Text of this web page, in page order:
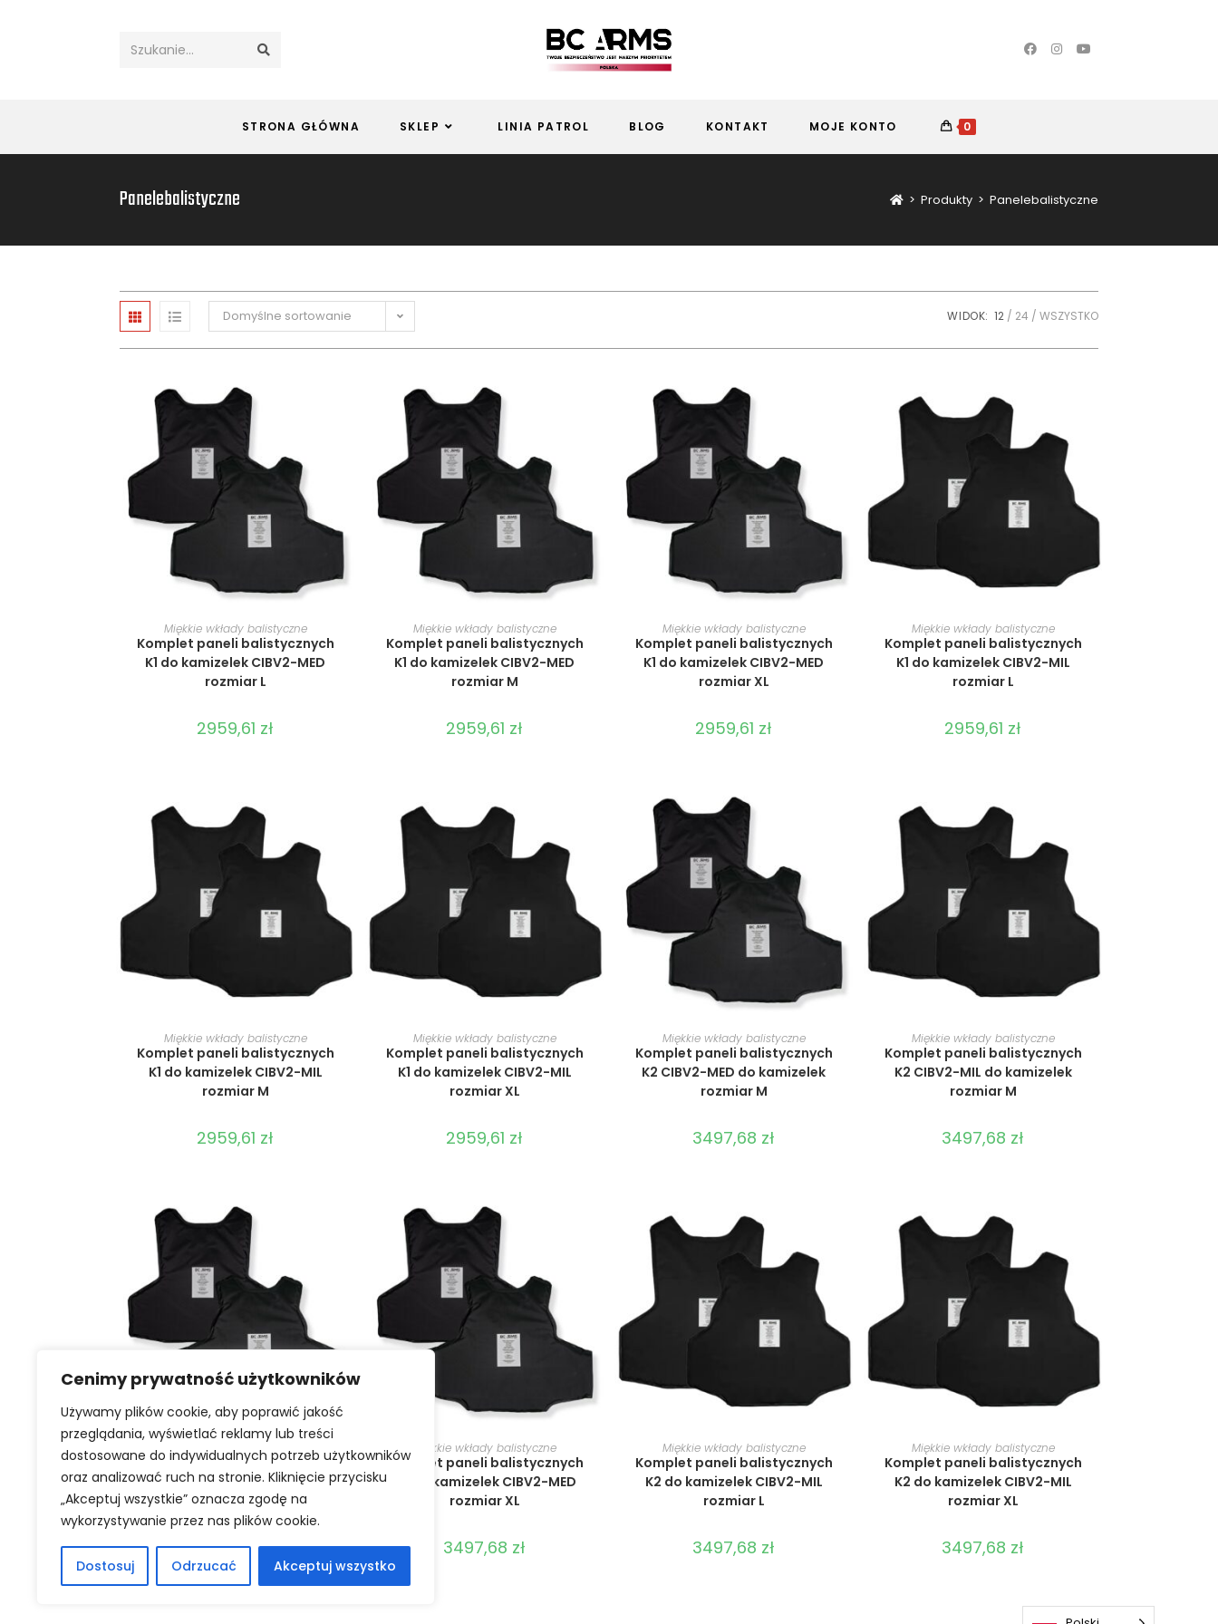
Cenimy prywatność użytkowników
Używamy plików cookie, aby poprawić jakość
przeglądania, wyświetlać reklamy lub treści
dostosowane do indywidualnych potrzeb użytkowników
oraz analizować ruch na stronie. Kliknięcie przycisku
„Akceptuj wszystkie” oznacza zgodę na
wykorzystywanie przez nas plików cookie.
Dostosuj Odrzucać Akceptuj wszystko
Szukanie...
STRONA GŁÓWNA SKLEP LINIA PATROL BLOG KONTAKT MOJE KONTO 0
Panelebalistyczne > Produkty > Panelebalistyczne
Domyślne sortowanie WIDOK: 12 24 WSZYSTKO
WYBIERZ OPCJE
Miękkie wkłady balistyczne
Komplet paneli balistycznych
K1 do kamizelek CIBV2-MED
rozmiar L
2959,61 zł
WYBIERZ OPCJE
Miękkie wkłady balistyczne
Komplet paneli balistycznych
K1 do kamizelek CIBV2-MED
rozmiar M
2959,61 zł
WYBIERZ OPCJE
Miękkie wkłady balistyczne
Komplet paneli balistycznych
K1 do kamizelek CIBV2-MED
rozmiar XL
2959,61 zł
WYBIERZ OPCJE
Miękkie wkłady balistyczne
Komplet paneli balistycznych
K1 do kamizelek CIBV2-MIL
rozmiar L
2959,61 zł
WYBIERZ OPCJE
Miękkie wkłady balistyczne
Komplet paneli balistycznych
K1 do kamizelek CIBV2-MIL
rozmiar M
2959,61 zł
WYBIERZ OPCJE
Miękkie wkłady balistyczne
Komplet paneli balistycznych
K1 do kamizelek CIBV2-MIL
rozmiar XL
2959,61 zł
WYBIERZ OPCJE
Miękkie wkłady balistyczne
Komplet paneli balistycznych
K2 CIBV2-MED do kamizelek
rozmiar M
3497,68 zł
WYBIERZ OPCJE
Miękkie wkłady balistyczne
Komplet paneli balistycznych
K2 CIBV2-MIL do kamizelek
rozmiar M
3497,68 zł
WYBIERZ OPCJE
Miękkie wkłady balistyczne
Komplet paneli balistycznych
K2 do kamizelek CIBV2-MED
rozmiar L
3497,68zł
WYBIERZ OPCJE
Miękkie wkłady balistyczne
Komplet paneli balistycznych
K2 do kamizelek CIBV2-MED
rozmiar XL
3497,68 zł
WYBIERZ OPCJE
Miękkie wkłady balistyczne
Komplet paneli balistycznych
K2 do kamizelek CIBV2-MIL
rozmiar L
3497,68 zł
WYBIERZ OPCJE
Miękkie wkłady balistyczne
Komplet paneli balistycznych
K2 do kamizelek CIBV2-MIL
rozmiar XL
3497,68 zł